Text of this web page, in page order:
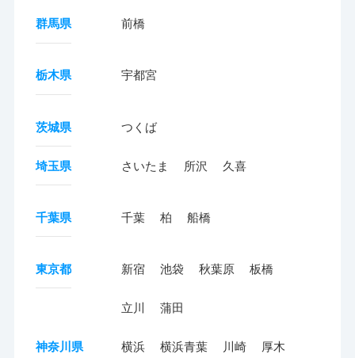
群馬県 前橋
栃木県 宇都宮
茨城県 つくば
埼玉県 さいたま 所沢 久喜
千葉県 千葉 柏 船橋
東京都 新宿 池袋 秋葉原 板橋
立川 蒲田
神奈川県 横浜 横浜青葉 川崎 厚木